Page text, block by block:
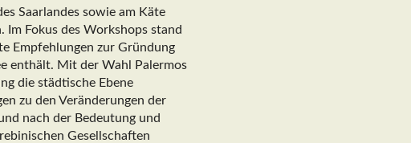
Saarlandes sowie am Käte
Im Fokus des Workshops stand
Empfehlungen zur Gründung
enthält. Mit der Wahl Palermos
die städtische Ebene
zu den Veränderungen der
nach der Bedeutung und
Gesellschaften